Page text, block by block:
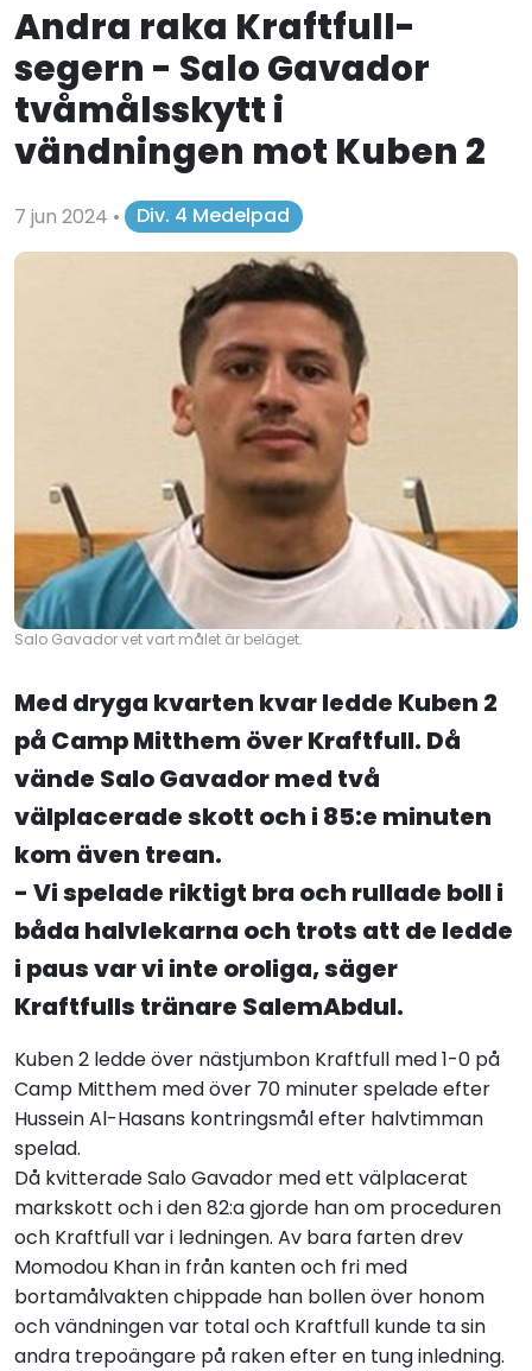
Andra raka Kraftfull-
segern - Salo Gavador
tvåmålsskytt i
vändningen mot Kuben 2
7 jun 2024 • Div. 4 Medelpad
Salo Gavador vet vart målet är beläget.
Med dryga kvarten kvar ledde Kuben 2
på Camp Mitthem över Kraftfull. Då
vände Salo Gavador med två
välplacerade skott och i 85:e minuten
kom även trean.
- Vi spelade riktigt bra och rullade boll i
båda halvlekarna och trots att de ledde
i paus var vi inte oroliga, säger
Kraftfulls tränare SalemAbdul.
Kuben 2 ledde över nästjumbon Kraftfull med 1-0 på
Camp Mitthem med över 70 minuter spelade efter
Hussein Al-Hasans kontringsmål efter halvtimman
spelad.
Då kvitterade Salo Gavador med ett välplacerat
markskott och i den 82:a gjorde han om proceduren
och Kraftfull var i ledningen. Av bara farten drev
Momodou Khan in från kanten och fri med
bortamålvakten chippade han bollen över honom
och vändningen var total och Kraftfull kunde ta sin
andra trepoängare på raken efter en tung inledning.